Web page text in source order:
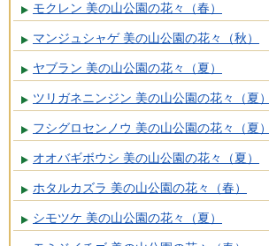
モクレン 美の山公園の花々（春）
マンジュシャゲ 美の山公園の花々（秋）
ヤブラン 美の山公園の花々（夏）
ツリガネニンジン 美の山公園の花々（夏）
フシグロセンノウ 美の山公園の花々（夏）
オオバギボウシ 美の山公園の花々（夏）
ホタルカズラ 美の山公園の花々（春）
シモツケ 美の山公園の花々（夏）